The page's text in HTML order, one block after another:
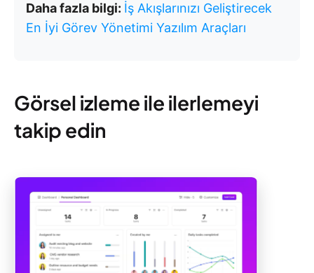
Daha fazla bilgi: İş Akışlarınızı Geliştirecek
En İyi Görev Yönetimi Yazılım Araçları
Görsel izleme ile ilerlemeyi
takip edin